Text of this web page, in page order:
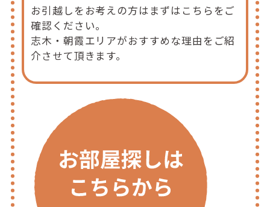
お引越しをお考えの方はまずはこちらをご
確認ください。
志木・朝霞エリアがおすすめな理由をご紹
介させて頂きます。